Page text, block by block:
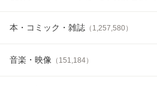
本・コミック・雑誌 （ 1,257,580）
音楽・映像 （ 151,184）